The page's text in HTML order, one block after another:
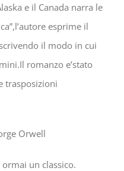
e il Canada narra le
esprime il
il modo in cui
romanzo e’stato
trasposizioni
Orwell
un classico.